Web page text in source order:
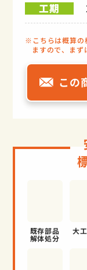
工期
こちらは概算
ますので、まず
この
既存部品
解体処分
大